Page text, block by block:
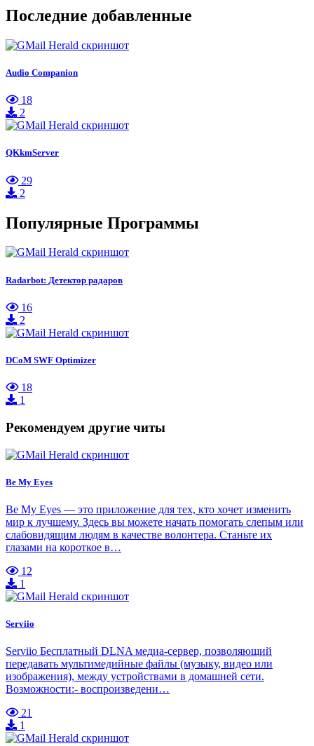
Последние добавленные
Audio Companion
18
2
QKkmServer
29
2
Популярные Программы
Radarbot: Детектор радаров
16
2
DCoM SWF Optimizer
18
1
Рекомендуем другие читы
Be My Eyes
Be My Eyes — это приложение для тех, кто хочет изменить
мир к лучшему. Здесь вы можете начать помогать слепым или
слабовидящим людям в качестве волонтера. Станьте их
глазами на короткое в…
12
1
Serviio
Serviio Бесплатный DLNA медиа-сервер, позволяющий
передавать мультимедийные файлы (музыку, видео или
изображения), между устройствами в домашней сети.
Возможности:- воспроизведени…
21
1